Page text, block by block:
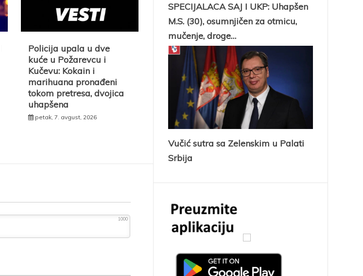
Policija upala u dve
kuće u Požarevcu i
Kučevu: Kokain i
marihuana pronađeni
tokom pretresa, dvojica
uhapšena
petak, 7. avgust, 2026
1000
SPECIJALACA SAJ I UKP: Uhapšen
M.S. (30), osumnjičen za otmicu,
mučenje, droge…
Vučić sutra sa Zelenskim u Palati
Srbija